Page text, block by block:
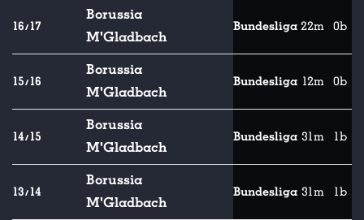
16/17
Borussia
M'Gladbach
Bundesliga 22m 0b
15/16
Borussia
M'Gladbach
Bundesliga 12m 0b
14/15
Borussia
M'Gladbach
Bundesliga 31m 1b
13/14
Borussia
M'Gladbach
Bundesliga 31m 1b